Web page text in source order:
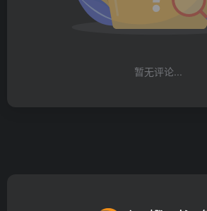
暂无评论...